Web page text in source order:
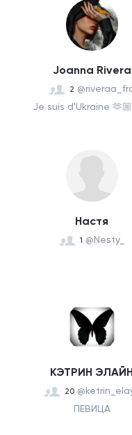
Joanna Rivera
2
Je suis d'Ukraine
Настя
1 @Nesty_
КЭТРИН
20
ПЕВИЦА